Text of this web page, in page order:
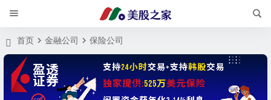
首页 金融公司 保险公司